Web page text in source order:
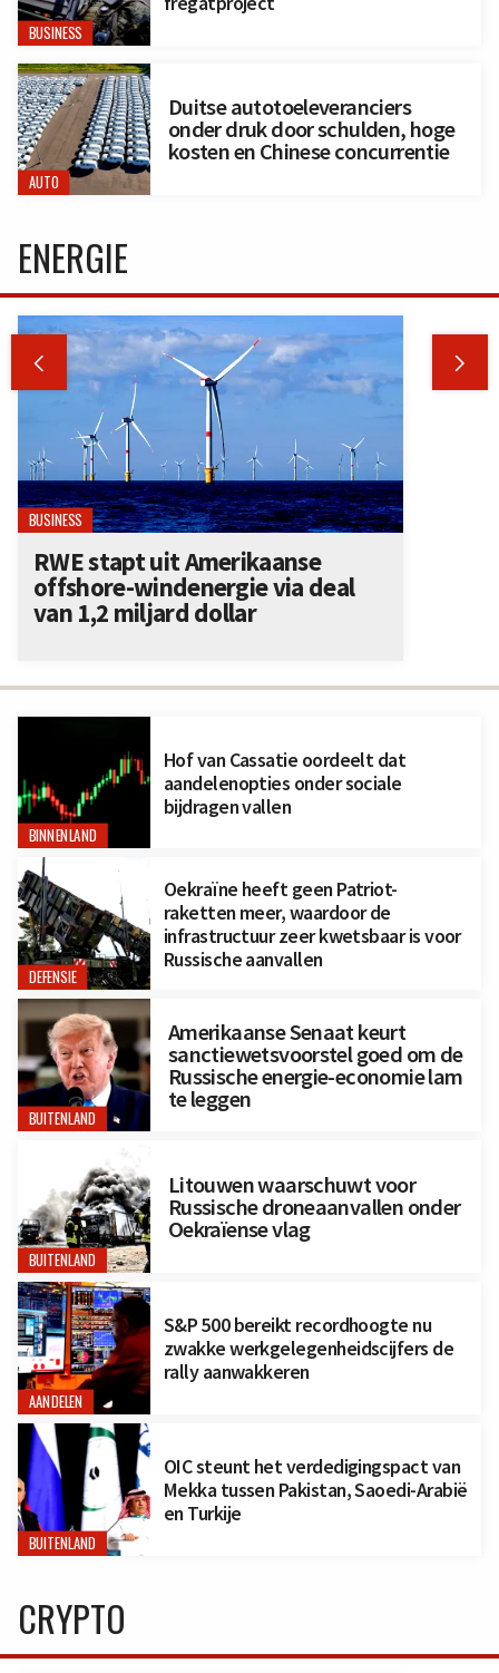
BUSINESS
AUTO
Duitse autotoeleveranciers
onder druk door schulden, hoge
kosten en Chinese concurrentie
BINNENLAND
Hof van Cassatie oordeelt dat
aandelenopties onder sociale
bijdragen vallen
DEFENSIE
Oekraïne heeft geen Patriot-
raketten meer, waardoor de
infrastructuur zeer kwetsbaar is voor
Russische aanvallen
BUITENLAND
Amerikaanse Senaat keurt
sanctiewetsvoorstel goed om de
Russische energie-economie lam
te leggen
BUITENLAND
Litouwen waarschuwt voor
Russische droneaanvallen onder
Oekraïense vlag
AANDELEN
S&P 500 bereikt recordhoogte nu
zwakke werkgelegenheidscijfers de
rally aanwakkeren
BUITENLAND
OIC steunt het verdedigingspact van
Mekka tussen Pakistan, Saoedi-Arabië
en Turkije
ENERGIE
 
BUSINESS
RWE stapt uit Amerikaanse
offshore-windenergie via deal
van 1,2 miljard dollar
CRYPTO